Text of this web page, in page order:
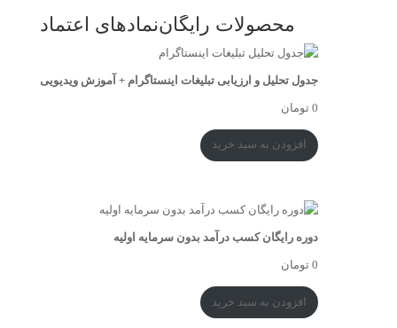
نمادهای اعتمادمحصولات رایگان
جدول تحلیل و ارزیابی تبلیغات اینستاگرام + آموزش ویدیویی
0 تومان
افزودن به سبد خرید
دوره رایگان کسب درآمد بدون سرمایه اولیه
0 تومان
افزودن به سبد خرید